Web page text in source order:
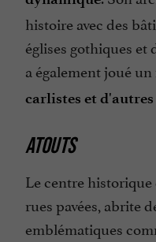
histoire avec des
églises gothiques et
a également joué un
carlistes et
ATOUTS
Le centre historique
rues pavées, abrite
emblématiques